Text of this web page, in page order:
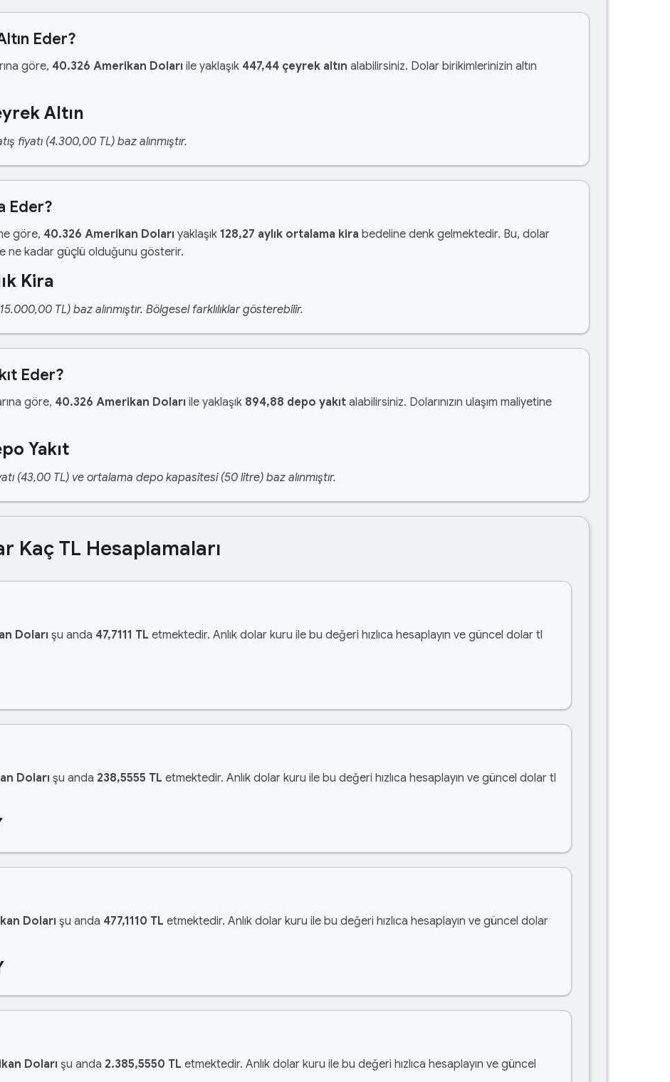
Eder?
göre, 40.326 Amerikan Doları ile yaklaşık 447,44 çeyrek altın alabilirsiniz. Dolar birikimlerinizin altın
Altın
fiyatı (4.300,00 TL) baz alınmıştır.
Eder?
göre, 40.326 Amerikan Doları yaklaşık 128,27 aylık ortalama kira bedeline denk gelmektedir. Bu, dolar
ne kadar güçlü olduğunu gösterir.
Kira
TL) baz alınmıştır. Bölgesel farklılıklar gösterebilir.
Eder?
göre, 40.326 Amerikan Doları ile yaklaşık 894,88 depo yakıt alabilirsiniz. Dolarınızın ulaşım maliyetine
Yakıt
(43,00 TL) ve ortalama depo kapasitesi (50 litre) baz alınmıştır.
Kaç TL Hesaplamaları
Doları şu anda 47,7111 TL etmektedir. Anlık dolar kuru ile bu değeri hızlıca hesaplayın ve güncel dolar tl
Doları şu anda 238,5555 TL etmektedir. Anlık dolar kuru ile bu değeri hızlıca hesaplayın ve güncel dolar tl
Doları şu anda 477,1110 TL etmektedir. Anlık dolar kuru ile bu değeri hızlıca hesaplayın ve güncel dolar
Doları şu anda 2.385,5550 TL etmektedir. Anlık dolar kuru ile bu değeri hızlıca hesaplayın ve güncel